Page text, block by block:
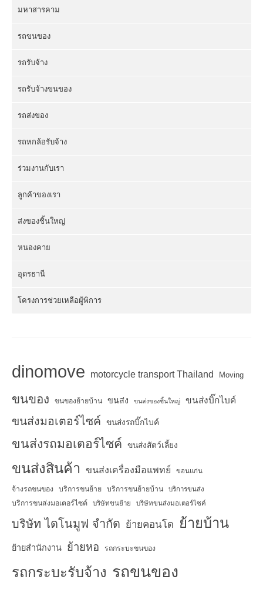
มหาสารคาม
รถขนของ
รถรับจ้าง
รถรับจ้างขนของ
รถส่งของ
รถหกล้อรับจ้าง
ร่วมงานกับเรา
ลูกค้าของเรา
ส่งของชิ้นใหญ่
หนองคาย
อุดรธานี
โครงการช่วยเหลือผู้พิการ
dinomove motorcycle transport Thailand Moving
ขนของ ขนของย้ายบ้าน ขนส่ง ขนส่งของชิ้นใหญ่ ขนส่งบิ๊กไบค์
ขนส่งมอเตอร์ไซค์ ขนส่งรถบิ๊กไบค์
ขนส่งรถมอเตอร์ไซค์ ขนส่งสัตว์เลี้ยง
ขนส่งสินค้า ขนส่งเครื่องมือแพทย์ ขอนแก่น
จ้างรถขนของ บริการขนย้าย บริการขนย้ายบ้าน บริการขนส่ง
บริการขนส่งมอเตอร์ไซค์ บริษัทขนย้าย บริษัทขนส่งมอเตอร์ไซค์
บริษัท ไดโนมูฟ จำกัด ย้ายคอนโด ย้ายบ้าน
ย้ายสำนักงาน ย้ายหอ รถกระบะขนของ
รถกระบะรับจ้าง รถขนของ